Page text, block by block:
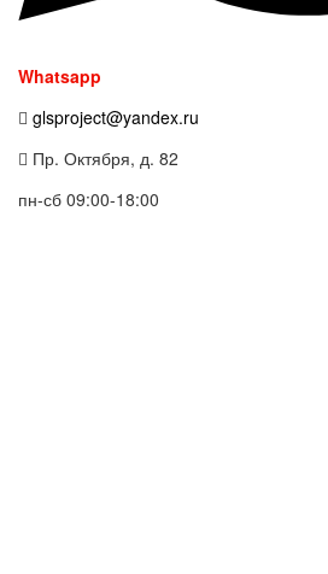
Whatsapp
glsproject@yandex.ru
Пр. Октября, д. 82
пн-сб 09:00-18:00